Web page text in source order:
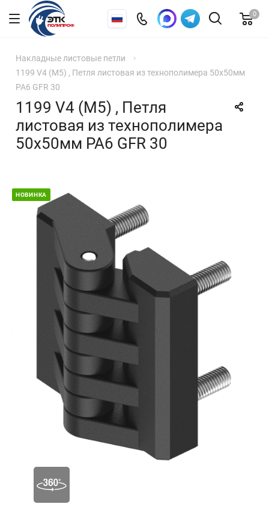
0
Накладные листовые петли
1199 V4 (М5) , Петля листовая из технополимера 50х50мм
PA6 GFR 30
1199 V4 (М5) , Петля
листовая из технополимера
50х50мм PA6 GFR 30
НОВИНКА